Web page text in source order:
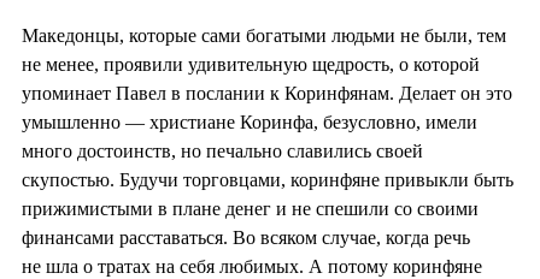
Македонцы, которые сами богатыми людьми не были, тем
не менее, проявили удивительную щедрость, о которой
упоминает Павел в послании к Коринфянам. Делает он это
умышленно — христиане Коринфа, безусловно, имели
много достоинств, но печально славились своей
скупостью. Будучи торговцами, коринфяне привыкли быть
прижимистыми в плане денег и не спешили со своими
финансами расставаться. Во всяком случае, когда речь
не шла о тратах на себя любимых. А потому коринфяне